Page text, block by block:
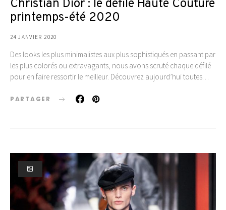
Christian Dior : le défilé Haute Couture
printemps-été 2020
24 JANVIER 2020
Des looks les plus minimalistes aux plus sophistiqués en passant par
les plus colorés ou extravagants, nous avons scruté chaque défilé
pour en faire ressortir le meilleur. Découvrez aujourd’hui toutes…
PARTAGER